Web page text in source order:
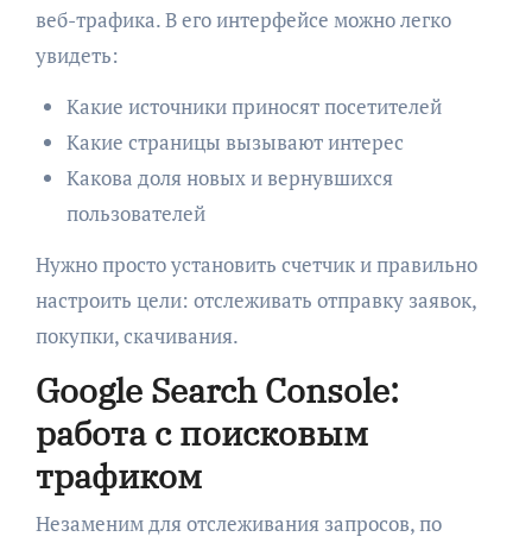
веб-трафика. В его интерфейсе можно легко
увидеть:
Какие источники приносят посетителей
Какие страницы вызывают интерес
Какова доля новых и вернувшихся
пользователей
Нужно просто установить счетчик и правильно
настроить цели: отслеживать отправку заявок,
покупки, скачивания.
Google Search Console:
работа с поисковым
трафиком
Незаменим для отслеживания запросов, по